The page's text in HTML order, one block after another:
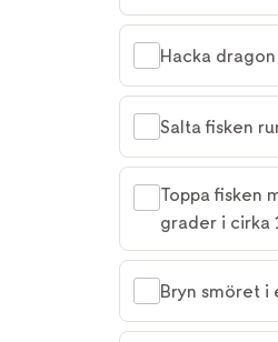
Hacka
Salta fisken
Toppa fisken
grader i cirka
Bryn smöret i